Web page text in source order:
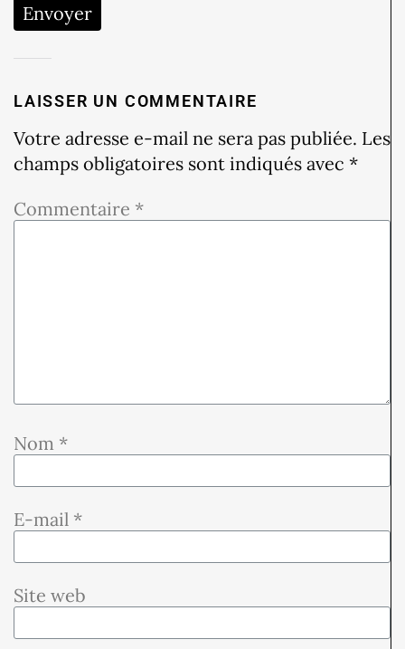
Envoyer
LAISSER UN COMMENTAIRE
Votre adresse e-mail ne sera pas publiée. Les
champs obligatoires sont indiqués avec *
Commentaire *
Nom *
E-mail *
Site web